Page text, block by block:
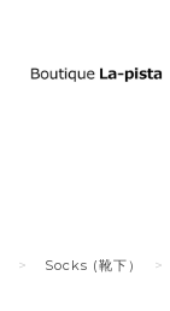
Socks (靴下）